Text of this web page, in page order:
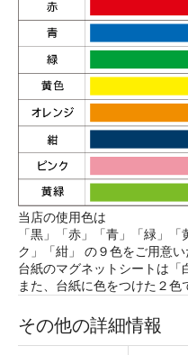
当店の使用色は
「黒」「赤」「青」「緑」
ク」「紺」 の９色をご用意い
台紙のマグネットシートは「
また、台紙に色をつけた２色
その他の詳細情報